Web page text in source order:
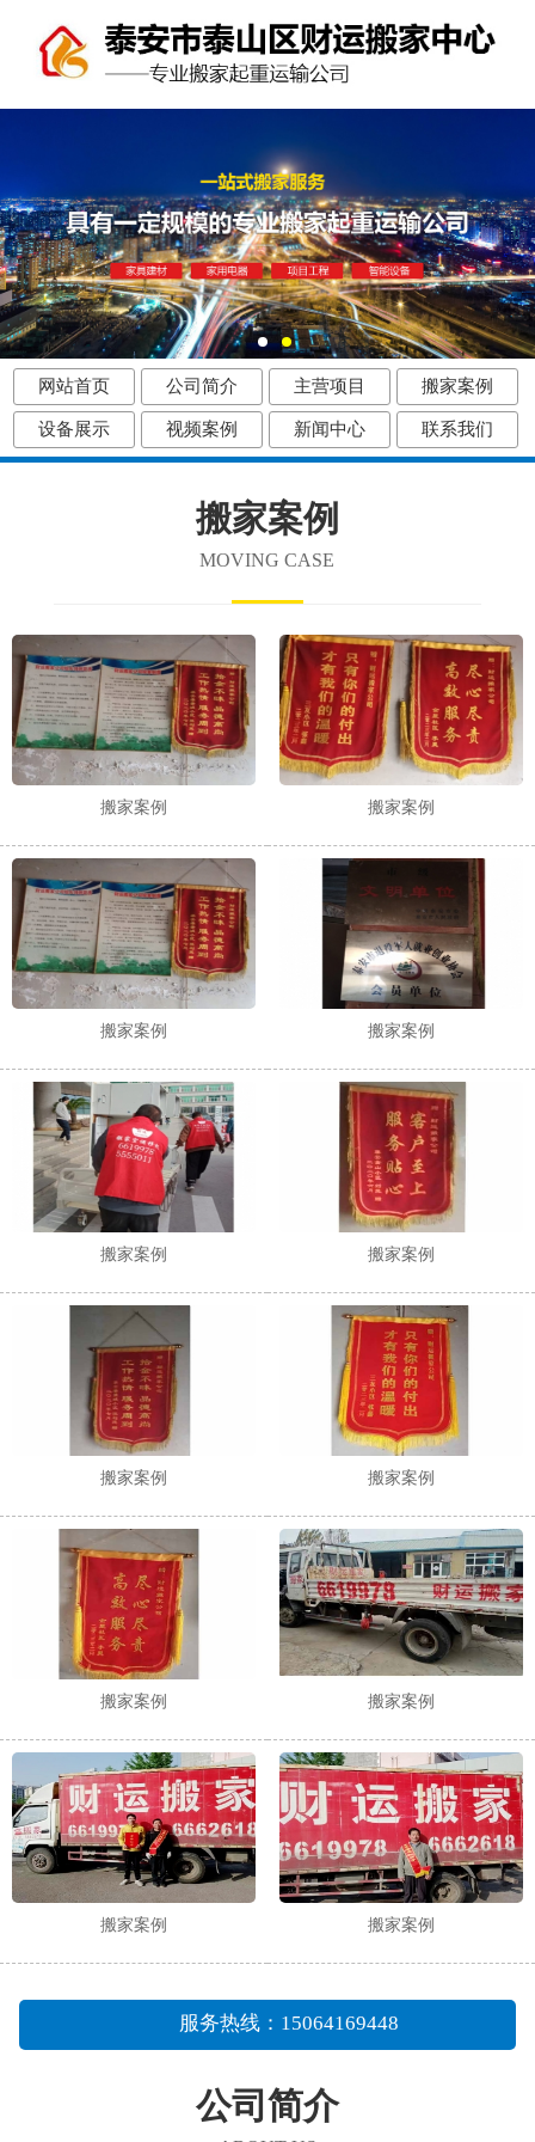
网站首页 公司简介 主营项目 搬家案例
设备展示 视频案例 新闻中心 联系我们
搬家案例
MOVING CASE
搬家案例 搬家案例
搬家案例 搬家案例
搬家案例 搬家案例
搬家案例 搬家案例
搬家案例 搬家案例
搬家案例 搬家案例
服务热线：15064169448
公司简介